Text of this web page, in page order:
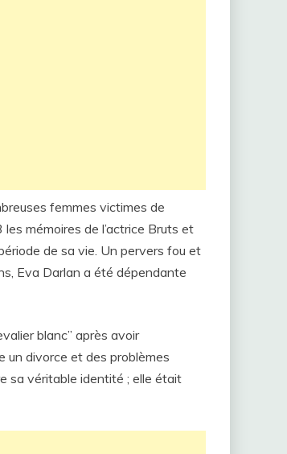
femmes victimes de
mémoires de l’actrice Bruts et
de sa vie. Un pervers fou et
Eva Darlan a été dépendante
blanc” après avoir
un divorce et des problèmes
sa véritable identité ; elle était